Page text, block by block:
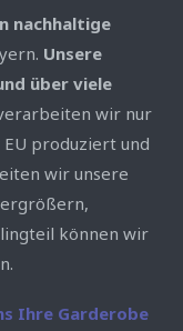
nachhaltige
Unsere
über viele
wir nur
produziert und
wir unsere
können wir
Ihre Garderobe